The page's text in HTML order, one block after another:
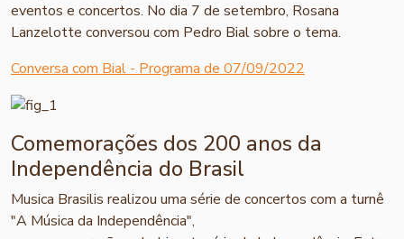
eventos e concertos. No dia 7 de setembro, Rosana
Lanzelotte conversou com Pedro Bial sobre o tema.
Conversa com Bial - Programa de 07/09/2022
Comemorações dos 200 anos da
Independência do Brasil
Musica Brasilis realizou uma série de concertos com a turnê
"A Música da Independência",